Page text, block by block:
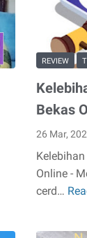
REVIEW
Bekas
26 Mar,
Online -
cerd…